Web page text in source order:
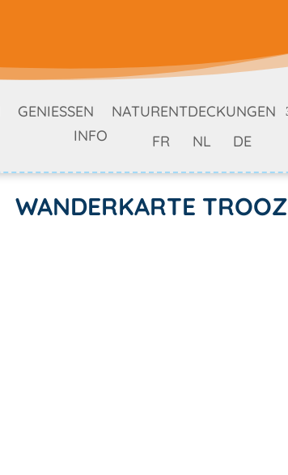
GENIESSEN NATURENTDECKUNGEN
INFO
FR NL DE
WANDERKARTE TROOZ